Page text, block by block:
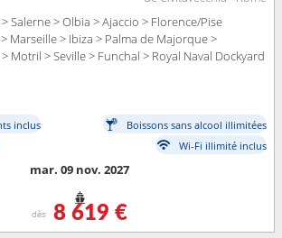
Salerne > Olbia > Ajaccio > Florence/Pise
Marseille > Ibiza > Palma de Majorque >
Motril > Seville > Funchal > Royal Naval Dockyard
inclus
Boissons sans alcool illimitées
Wi-Fi illimité inclus
mar. 09 nov. 2027
dès 8 619 €